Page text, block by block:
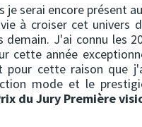
je serai encore présent au
à croiser cet univers
J'ai connu les
cette année
pour cette raison que
mode et le
du Jury Première